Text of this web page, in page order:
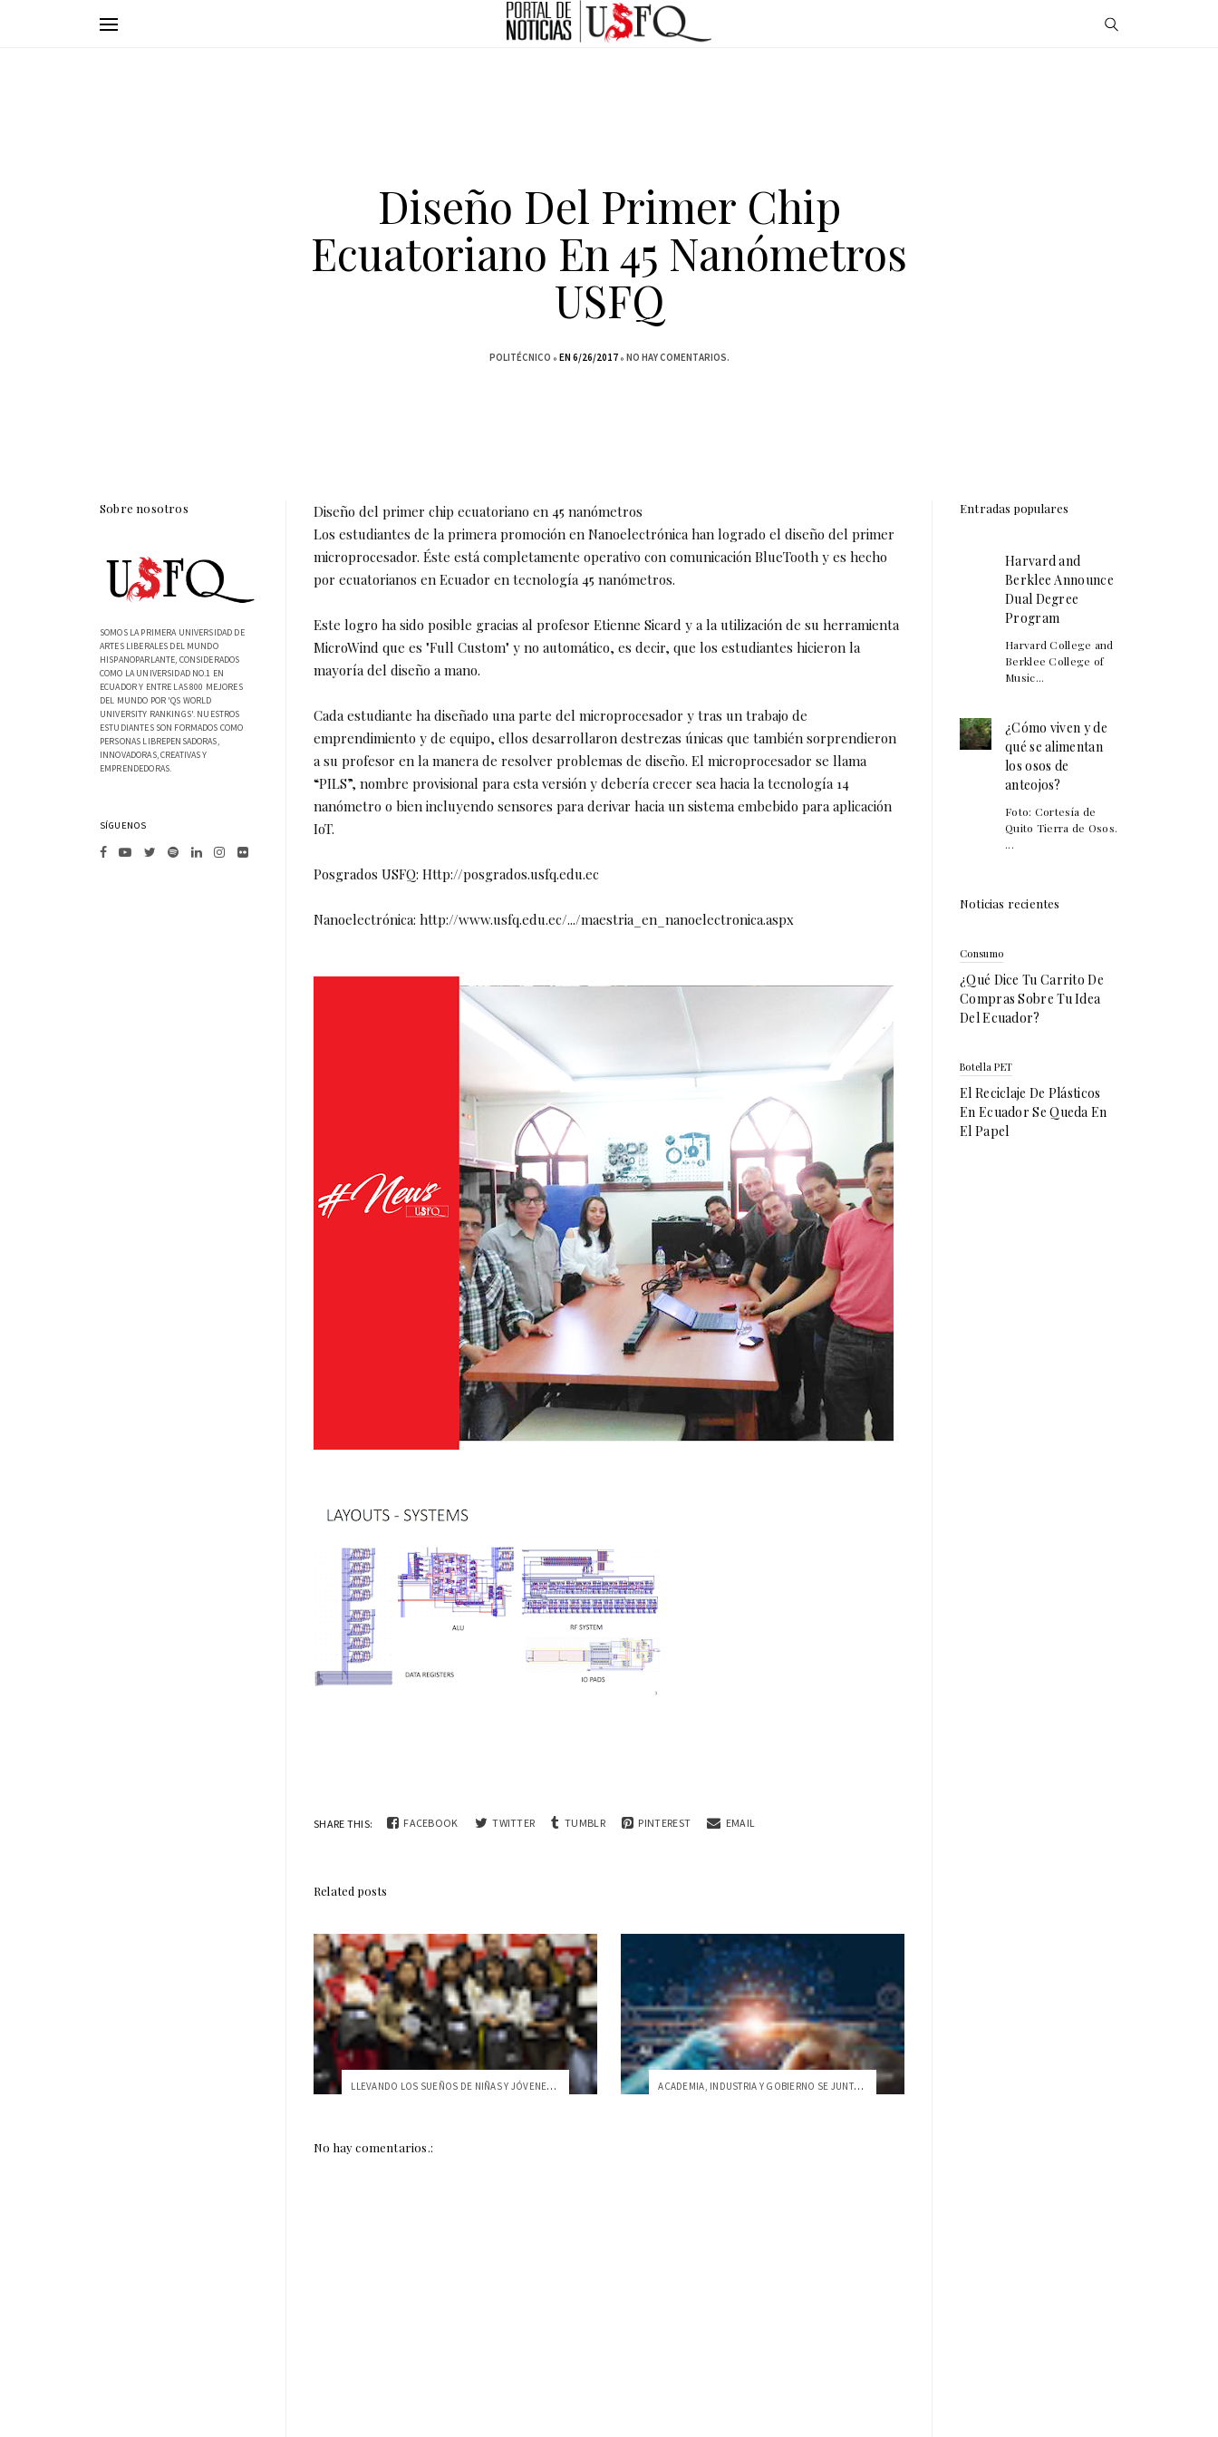
Diseño Del Primer Chip
Ecuatoriano En 45 Nanómetros
USFQ
POLITÉCNICO EN 6/26/2017 NO HAY COMENTARIOS.
Diseño del primer chip ecuatoriano en 45 nanómetros
Los estudiantes de la primera promoción en Nanoelectrónica han logrado el diseño del primer
microprocesador. Éste está completamente operativo con comunicación BlueTooth y es hecho
por ecuatorianos en Ecuador en tecnología 45 nanómetros.
Este logro ha sido posible gracias al profesor Etienne Sicard y a la utilización de su herramienta
MicroWind que es "Full Custom" y no automático, es decir, que los estudiantes hicieron la
mayoría del diseño a mano.
Cada estudiante ha diseñado una parte del microprocesador y tras un trabajo de
emprendimiento y de equipo, ellos desarrollaron destrezas únicas que también sorprendieron
a su profesor en la manera de resolver problemas de diseño. El microprocesador se llama
“PILS”, nombre provisional para esta versión y debería crecer sea hacia la tecnología 14
nanómetro o bien incluyendo sensores para derivar hacia un sistema embebido para aplicación
IoT.
Posgrados USFQ: Http://posgrados.usfq.edu.ec
Nanoelectrónica: http://www.usfq.edu.ec/.../maestria_en_nanoelectronica.aspx
SHARE THIS: FACEBOOK TWITTER TUMBLR PINTEREST EMAIL
Related posts
LLEVANDO LOS SUEÑOS DE NIÑAS Y JÓVENES A LA NASA ACADEMIA, INDUSTRIA Y GOBIERNO SE JUNTAN...
No hay comentarios.:
Sobre nosotros
SOMOS LA PRIMERA UNIVERSIDAD DE
ARTES LIBERALES DEL MUNDO
HISPANOPARLANTE, CONSIDERADOS
COMO LA UNIVERSIDAD NO.1 EN
ECUADOR Y ENTRE LAS 800 MEJORES
DEL MUNDO POR 'QS WORLD
UNIVERSITY RANKINGS'. NUESTROS
ESTUDIANTES SON FORMADOS COMO
PERSONAS LIBREPENSADORAS,
INNOVADORAS, CREATIVAS Y
EMPRENDEDORAS.
SÍGUENOS
Entradas populares
Harvard and
Berklee Announce
Dual Degree
Program
Harvard College and
Berklee College of
Music...
¿Cómo viven y de
qué se alimentan
los osos de
anteojos?
Foto: Cortesía de
Quito Tierra de Osos.
...
Noticias recientes
Consumo
¿Qué Dice Tu Carrito De
Compras Sobre Tu Idea
Del Ecuador?
Botella PET
El Reciclaje De Plásticos
En Ecuador Se Queda En
El Papel